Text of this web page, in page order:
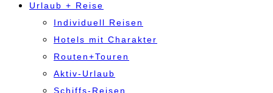
Urlaub + Reise
Individuell Reisen
Hotels mit Charakter
Routen+Touren
Aktiv-Urlaub
Schiffs-Reisen